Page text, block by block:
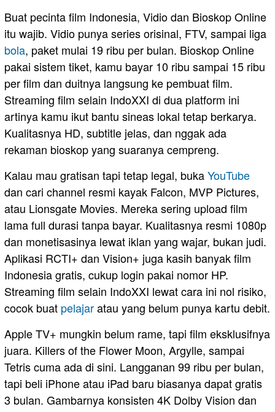
Buat pecinta film Indonesia, Vidio dan Bioskop Online
itu wajib. Vidio punya series orisinal, FTV, sampai liga
bola, paket mulai 19 ribu per bulan. Bioskop Online
pakai sistem tiket, kamu bayar 10 ribu sampai 15 ribu
per film dan duitnya langsung ke pembuat film.
Streaming film selain IndoXXI di dua platform ini
artinya kamu ikut bantu sineas lokal tetap berkarya.
Kualitasnya HD, subtitle jelas, dan nggak ada
rekaman bioskop yang suaranya cempreng.
Kalau mau gratisan tapi tetap legal, bukaYouTube
dan cari channel resmi kayak Falcon, MVP Pictures,
atau Lionsgate Movies. Mereka sering upload film
lama full durasi tanpa bayar. Kualitasnya resmi 1080p
dan monetisasinya lewat iklan yang wajar, bukan judi.
Aplikasi RCTI+ dan Vision+ juga kasih banyak film
Indonesia gratis, cukup login pakai nomor HP.
Streaming film selain IndoXXI lewat cara ini nol risiko,
cocok buat pelajaratau yang belum punya kartu debit.
Apple TV+ mungkin belum rame, tapi film eksklusifnya
juara. Killers of the Flower Moon, Argylle, sampai
Tetris cuma ada di sini. Langganan 99 ribu per bulan,
tapi beli iPhone atau iPad baru biasanya dapat gratis
3 bulan. Gambarnya konsisten 4K Dolby Vision dan